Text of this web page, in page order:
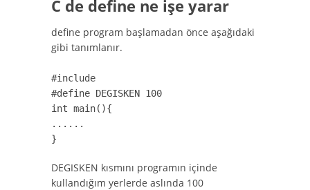
C de define ne işe yarar
define program başlamadan önce aşağıdaki
gibi tanımlanır.
#include
#define DEGISKEN 100
int main(){
......
}
DEGISKEN kısmını programın içinde
kullandığım yerlerde aslında 100